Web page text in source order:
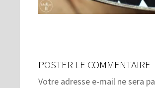
POSTER LE COMMENTAIRE
Votre adresse e-mail ne sera